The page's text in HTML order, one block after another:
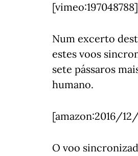
[vimeo:197048788]
Num excerto
estes voos
sete pássaros
humano.
[amazon:2016/
O voo